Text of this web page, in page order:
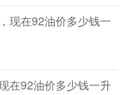
现在92油价多少钱一
在92油价多少钱一升